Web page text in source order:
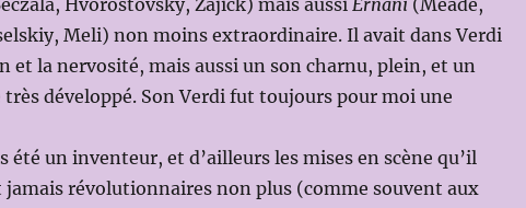
Hvorostovsky, Zajick) mais aussiErnani(Meade,
Meli) non moins extraordinaire. Il avait dans Verdi
et la nervosité, mais aussi un son charnu, plein, et un
développé. Son Verdi fut toujours pour moi une
été un inventeur, et d’ailleurs les mises en scène qu’il
révolutionnaires non plus (comme souvent aux